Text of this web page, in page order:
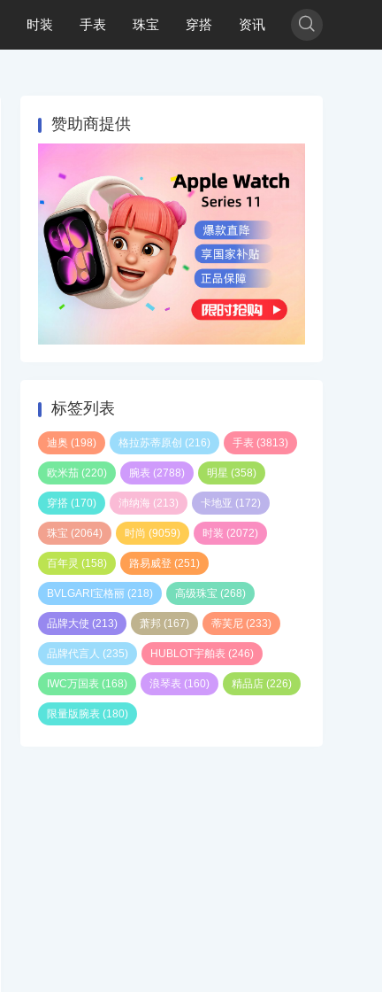
时装 手表 珠宝 穿搭 资讯 
赞助商提供
标签列表
迪奥 (198) 格拉苏蒂原创 (216) 手表 (3813)
欧米茄 (220) 腕表 (2788) 明星 (358)
穿搭 (170) 沛纳海 (213) 卡地亚 (172)
珠宝 (2064) 时尚 (9059) 时装 (2072)
百年灵 (158) 路易威登 (251)
BVLGARI宝格丽 (218) 高级珠宝 (268)
品牌大使 (213) 萧邦 (167) 蒂芙尼 (233)
品牌代言人 (235) HUBLOT宇舶表 (246)
IWC万国表 (168) 浪琴表 (160) 精品店 (226)
限量版腕表 (180)